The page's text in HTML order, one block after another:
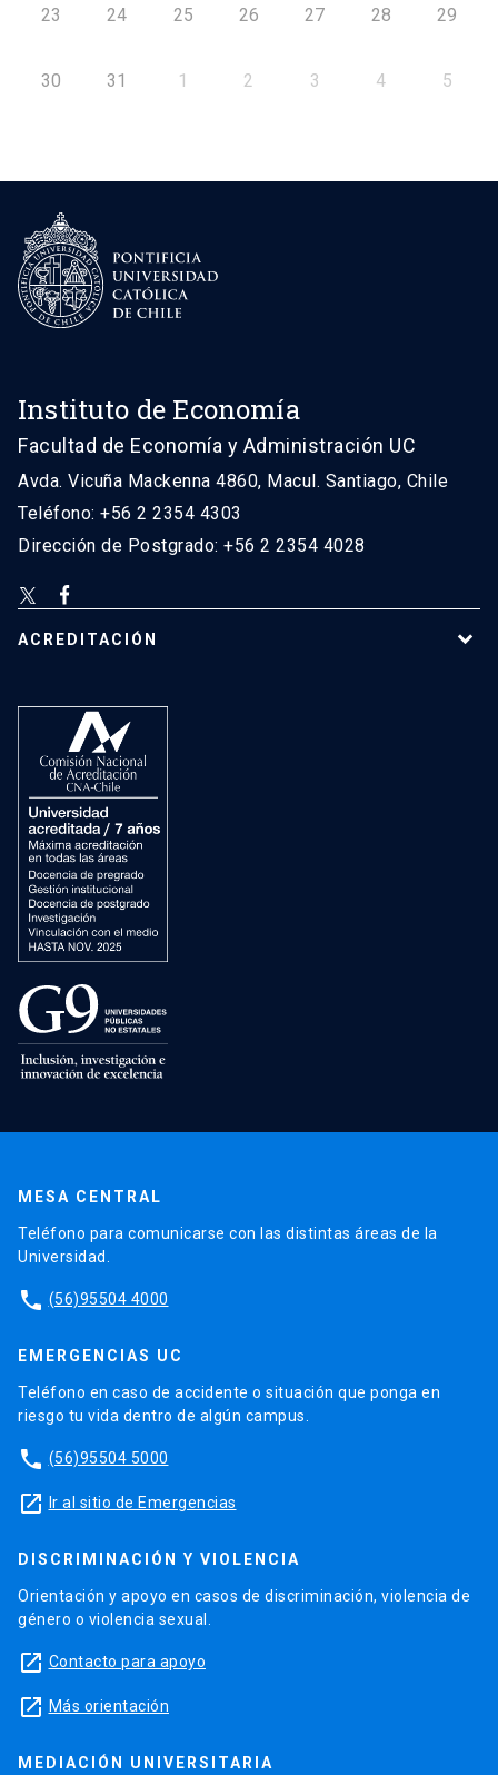
23 24 25 26 27 28 29
30 31 1 2 3 4 5
Instituto de Economía
Facultad de Economía y Administración UC
Avda. Vicuña Mackenna 4860, Macul. Santiago, Chile
Teléfono: +56 2 2354 4303
Dirección de Postgrado: +56 2 2354 4028
ACREDITACIÓN
MESA CENTRAL
Teléfono para comunicarse con las distintas áreas de la
Universidad.
phone (56)95504 4000
EMERGENCIAS UC
Teléfono en caso de accidente o situación que ponga en
riesgo tu vida dentro de algún campus.
phone (56)95504 5000
launch Ir al sitio de Emergencias
DISCRIMINACIÓN Y VIOLENCIA
Orientación y apoyo en casos de discriminación, violencia de
género o violencia sexual.
launch Contacto para apoyo
launch Más orientación
MEDIACIÓN UNIVERSITARIA